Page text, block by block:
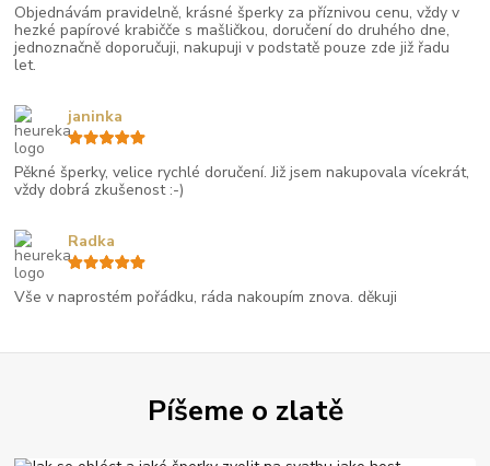
Píšeme o zlatě
Objednávám pravidelně, krásné šperky za příznivou cenu, vždy v
hezké papírové krabičče s mašličkou, doručení do druhého dne,
jednoznačně doporučuji, nakupuji v podstatě pouze zde již řadu
let.
Pěkné šperky, velice rychlé doručení. Již jsem nakupovala vícekrát,
vždy dobrá zkušenost :-)
janinka
Vše v naprostém pořádku, ráda nakoupím znova. děkuji
Radka